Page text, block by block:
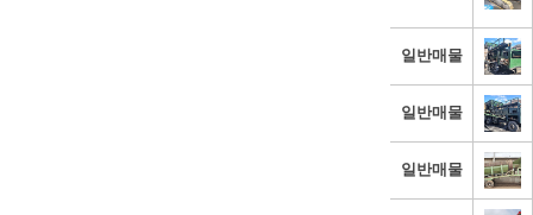
일반매물
일반매물
일반매물